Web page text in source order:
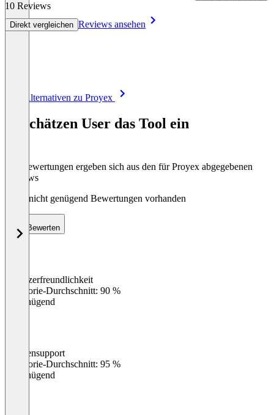
10 Reviews
Direkt vergleichen Reviews ansehen
Alle Alternativen zu Proyex
So schätzen User das Tool ein
Die Bewertungen ergeben sich aus den für Proyex abgegebenen
Reviews
Noch nicht genügend Bewertungen vorhanden
Bewerten
Benutzerfreundlichkeit
Kategorie-Durchschnitt: 90 %
Ungenügend
Kundensupport
Kategorie-Durchschnitt: 95 %
Ungenügend